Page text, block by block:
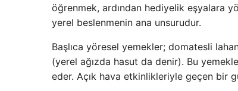
öğrenmek, ardından hediyelik eşyalara
yerel beslenmenin ana unsurudur.
Başlıca yöresel yemekler; domatesli
(yerel ağızda hasut da denir). Bu
eder. Açık hava etkinlikleriyle geçen bir